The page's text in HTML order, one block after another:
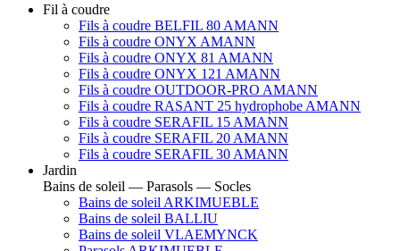
Fil à coudre
Fils à coudre BELFIL 80 AMANN
Fils à coudre ONYX AMANN
Fils à coudre ONYX 81 AMANN
Fils à coudre ONYX 121 AMANN
Fils à coudre OUTDOOR-PRO AMANN
Fils à coudre RASANT 25 hydrophobe AMANN
Fils à coudre SERAFIL 15 AMANN
Fils à coudre SERAFIL 20 AMANN
Fils à coudre SERAFIL 30 AMANN
Jardin
Bains de soleil — Parasols — Socles
Bains de soleil ARKIMUEBLE
Bains de soleil BALLIU
Bains de soleil VLAEMYNCK